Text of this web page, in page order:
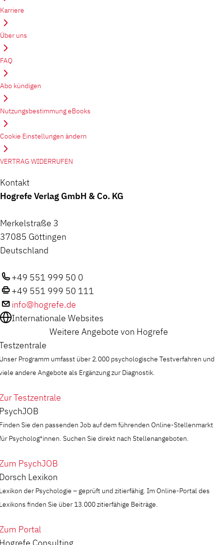
Karriere
Über uns
FAQ
Abo kündigen
Nutzungsbestimmung eBooks
Cookie Einstellungen ändern
VERTRAG WIDERRUFEN
Kontakt
Hogrefe Verlag GmbH & Co. KG
Merkelstraße 3
37085 Göttingen
Deutschland
+49 551 999 50 0
+49 551 999 50 111
info@hogrefe.de
Internationale Websites
Weitere Angebote von Hogrefe
Programm umfasst über 2.000 psychologische Testverfahren und
andere Angebote als Ergänzung zur Diagnostik.
Testzentrale
Sie den passenden Job auf dem führenden Online-Stellenmarkt
Psycholog*innen. Suchen Sie direkt nach Stellenangeboten.
PsychJOB
Lexikon
der Psychologie – geprüft und zitierfähig. Im Online-Portal des
finden Sie über 13.000 zitierfähige Beiträge.
Portal
Consulting